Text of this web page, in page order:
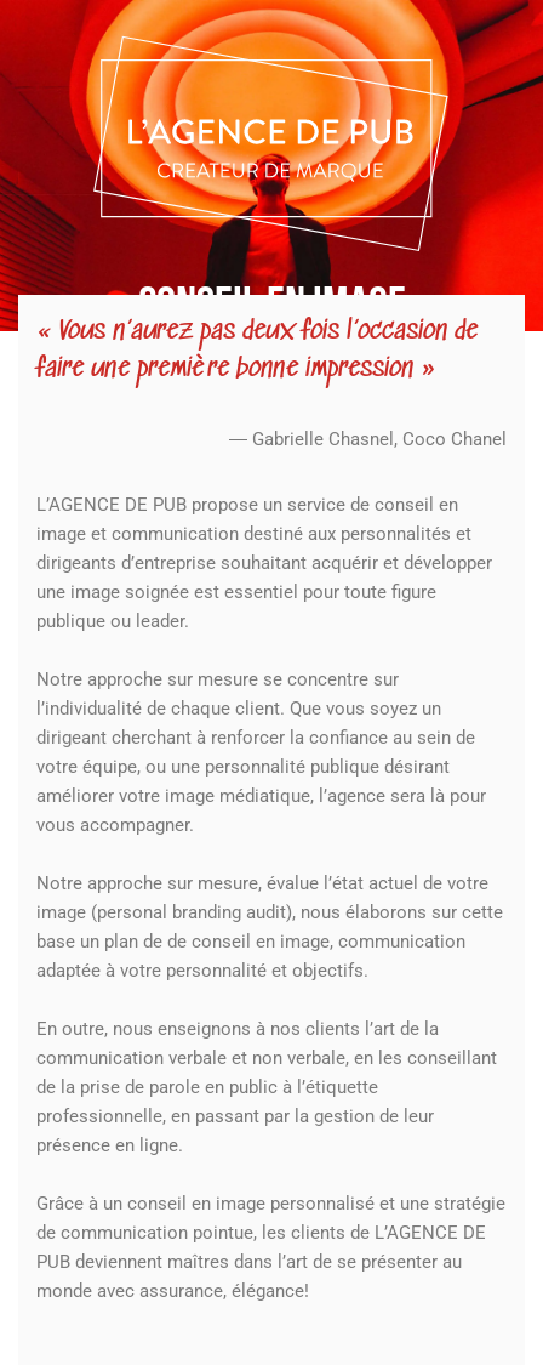
Conseil en image
« Vous n’aurez pas deux fois l’occasion de
faire une première bonne impression »
― Gabrielle Chasnel, Coco Chanel
L’AGENCE DE PUB propose un service de conseil en
image et communication destiné aux personnalités et
dirigeants d’entreprise souhaitant acquérir et développer
une image soignée est essentiel pour toute figure
publique ou leader.
Notre approche sur mesure se concentre sur
l’individualité de chaque client. Que vous soyez un
dirigeant cherchant à renforcer la confiance au sein de
votre équipe, ou une personnalité publique désirant
améliorer votre image médiatique, l’agence sera là pour
vous accompagner.
Notre approche sur mesure, évalue l’état actuel de votre
image (personal branding audit), nous élaborons sur cette
base un plan de de conseil en image, communication
adaptée à votre personnalité et objectifs.
En outre, nous enseignons à nos clients l’art de la
communication verbale et non verbale, en les conseillant
de la prise de parole en public à l’étiquette
professionnelle, en passant par la gestion de leur
présence en ligne.
Grâce à un conseil en image personnalisé et une stratégie
de communication pointue, les clients de L’AGENCE DE
PUB deviennent maîtres dans l’art de se présenter au
monde avec assurance, élégance!